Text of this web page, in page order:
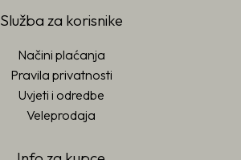
Služba za korisnike
Načini plaćanja
Pravila privatnosti
Uvjeti i odredbe
Veleprodaja